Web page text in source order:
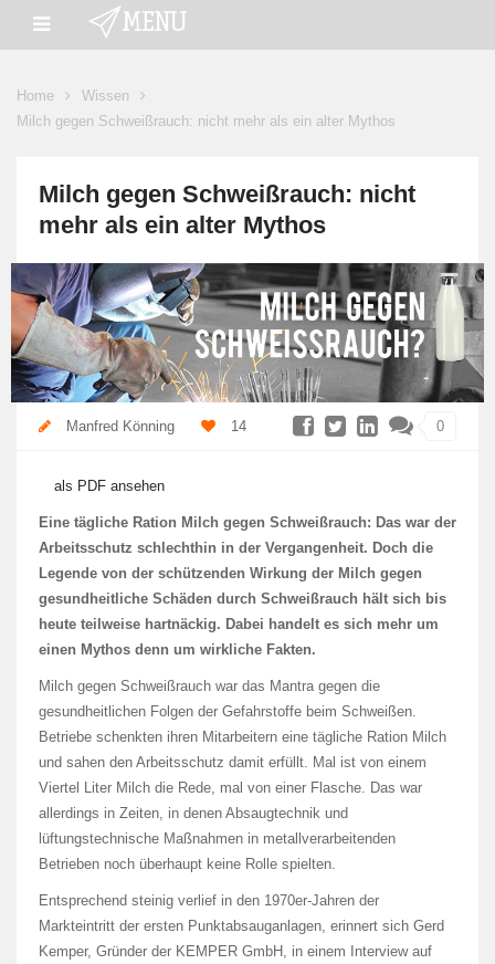
Home
Wissen
Milch gegen Schweißrauch: nicht mehr als ein alter Mythos
Milch gegen Schweißrauch: nicht
mehr als ein alter Mythos
Manfred Könning 14 0
als PDF ansehen
Eine tägliche Ration Milch gegen Schweißrauch: Das war der
Arbeitsschutz schlechthin in der Vergangenheit. Doch die
Legende von der schützenden Wirkung der Milch gegen
gesundheitliche Schäden durch Schweißrauch hält sich bis
heute teilweise hartnäckig. Dabei handelt es sich mehr um
einen Mythos denn um wirkliche Fakten.
Milch gegen Schweißrauch war das Mantra gegen die
gesundheitlichen Folgen der Gefahrstoffe beim Schweißen.
Betriebe schenkten ihren Mitarbeitern eine tägliche Ration Milch
und sahen den Arbeitsschutz damit erfüllt. Mal ist von einem
Viertel Liter Milch die Rede, mal von einer Flasche. Das war
allerdings in Zeiten, in denen Absaugtechnik und
lüftungstechnische Maßnahmen in metallverarbeitenden
Betrieben noch überhaupt keine Rolle spielten.
Entsprechend steinig verlief in den 1970er-Jahren der
Markteintritt der ersten Punktabsauganlagen, erinnert sich Gerd
Kemper, Gründer der KEMPER GmbH, in einem Interview auf